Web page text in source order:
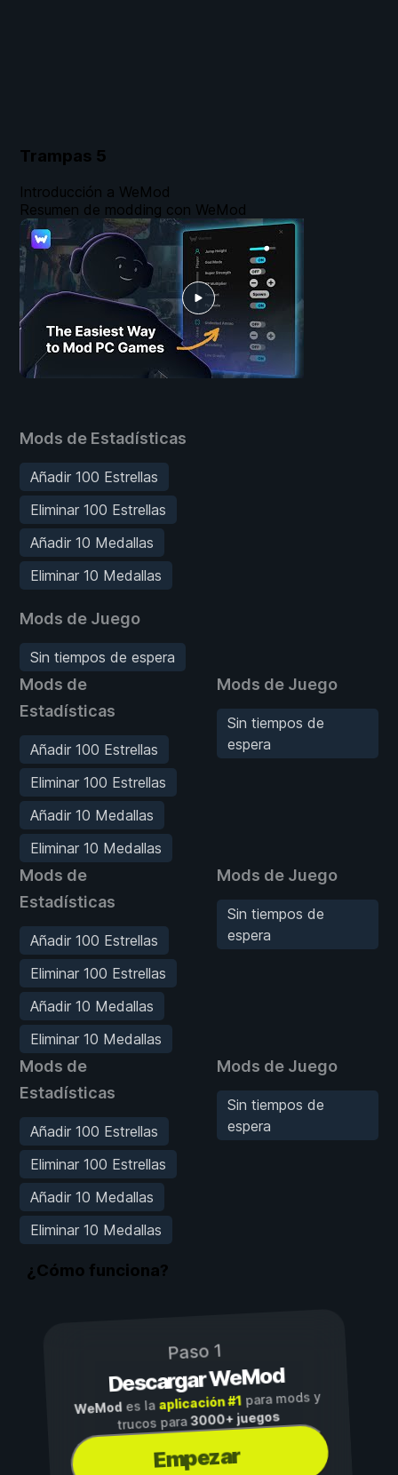
Trampas 5
Mods de Estadísticas
Añadir 100 Estrellas
Eliminar 100 Estrellas
Añadir 10 Medallas
Eliminar 10 Medallas
Mods de Juego
Sin tiempos de espera
Mods de
Estadísticas
Añadir 100 Estrellas
Eliminar 100 Estrellas
Añadir 10 Medallas
Eliminar 10 Medallas
Mods de Juego
Sin tiempos de
espera
Mods de
Estadísticas
Añadir 100 Estrellas
Eliminar 100 Estrellas
Añadir 10 Medallas
Eliminar 10 Medallas
Mods de Juego
Sin tiempos de
espera
Mods de
Estadísticas
Añadir 100 Estrellas
Eliminar 100 Estrellas
Añadir 10 Medallas
Eliminar 10 Medallas
Mods de Juego
Sin tiempos de
espera
Introducción a WeMod
Resumen de modding con WeMod
¿Cómo funciona?
Paso 1
Descargar WeMod
WeMod es la aplicación #1para mods y
trucos para3000+ juegos
Empezar